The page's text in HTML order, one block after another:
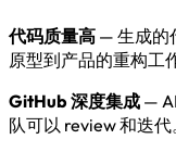
代码质量高 — 生成的
原型到产品的重构工
GitHub 深度集成 —
队可以 review 和迭代